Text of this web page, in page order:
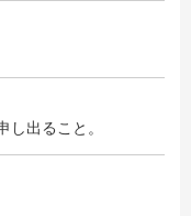
出ること。